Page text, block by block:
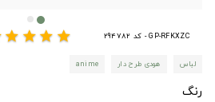
GP-RFKXZC - کد 294782 star
star
star
star
لباس هودی طرح دار anime
رنگ